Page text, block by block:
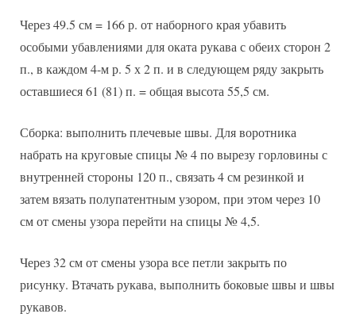
Через 49.5 см = 166 р. от наборного края убавить
особыми убавлениями для оката рукава с обеих сторон 2
п., в каждом 4-м р. 5 х 2 п. и в следующем ряду закрыть
оставшиеся 61 (81) п. = общая высота 55,5 см.
Сборка: выполнить плечевые швы. Для воротника
набрать на круговые спицы № 4 по вырезу горловины с
внутренней стороны 120 п., связать 4 см резинкой и
затем вязать полупатентным узором, при этом через 10
см от смены узора перейти на спицы № 4,5.
Через 32 см от смены узора все петли закрыть по
рисунку. Втачать рукава, выполнить боковые швы и швы
рукавов.